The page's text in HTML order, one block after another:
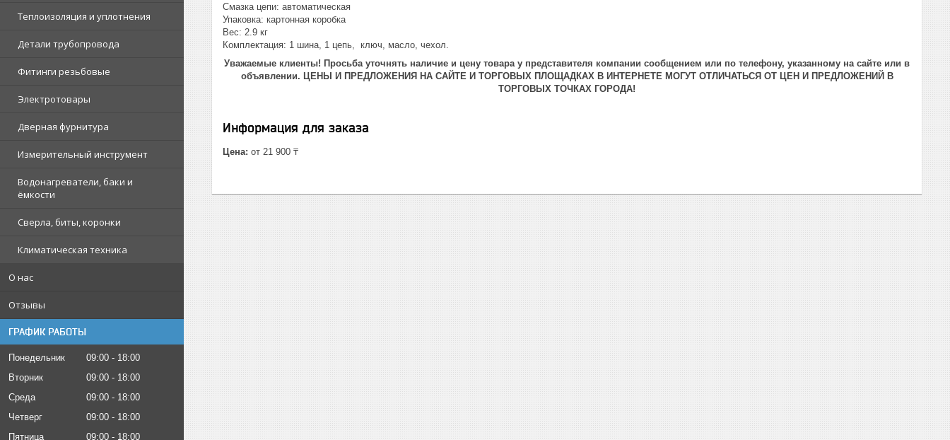
Теплоизоляция и уплотнения
Детали трубопровода
Фитинги резьбовые
Электротовары
Дверная фурнитура
Измерительный инструмент
Водонагреватели, баки и
ёмкости
Сверла, биты, коронки
Климатическая техника
О нас
Отзывы
ГРАФИК РАБОТЫ
Понедельник 09:00
18:00
Вторник
09:00
18:00
Среда
09:00
18:00
Четверг
09:00
18:00
Пятница
09:00
18:00
Смазка цепи: автоматическая
Упаковка: картонная коробка
Вес: 2.9 кг
Комплектация: 1 шина, 1 цепь, ключ, масло, чехол.
Уважаемые клиенты! Просьба уточнять наличие и цену товара у представителя компании сообщением или по телефону, указанному на сайте или в
объявлении. ЦЕНЫ И ПРЕДЛОЖЕНИЯ НА САЙТЕ И ТОРГОВЫХ ПЛОЩАДКАХ В ИНТЕРНЕТЕ МОГУТ ОТЛИЧАТЬСЯ ОТ ЦЕН И ПРЕДЛОЖЕНИЙ В
ТОРГОВЫХ ТОЧКАХ ГОРОДА!
Информация для заказа
Цена: от 21 900 ₸